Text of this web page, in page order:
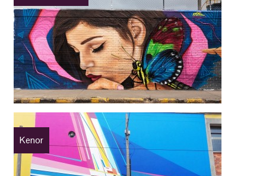
Kenor